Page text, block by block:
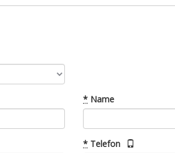
* Name
* Telefon